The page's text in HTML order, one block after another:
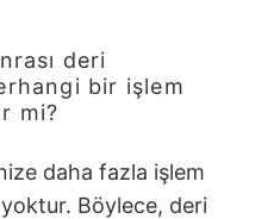
deri
bir işlem
mi?
daha fazla işlem
Böylece, deri